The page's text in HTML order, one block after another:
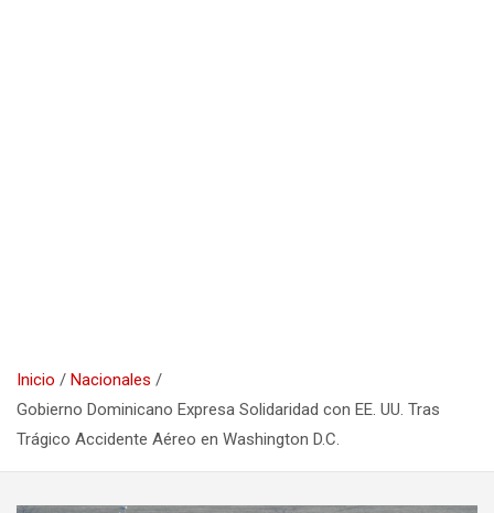
Inicio
Nacionales
Gobierno Dominicano Expresa Solidaridad con EE. UU. Tras
Trágico Accidente Aéreo en Washington D.C.